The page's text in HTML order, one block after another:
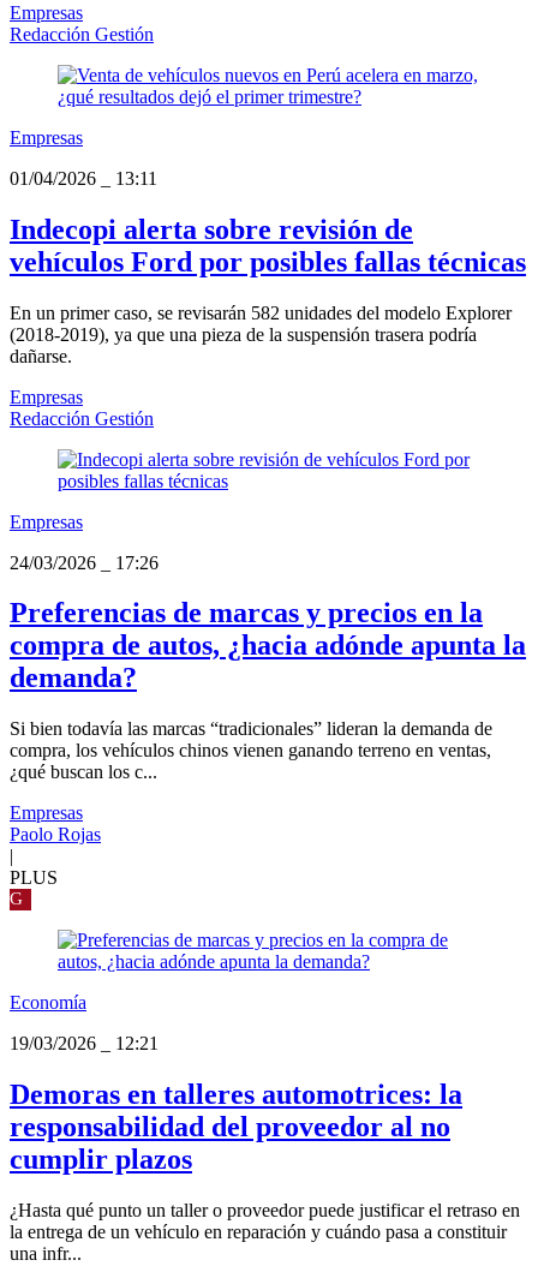
Empresas
Redacción Gestión
Empresas
01/04/2026
13:11
Indecopi alerta sobre revisión de
vehículos Ford por posibles fallas técnicas
En un primer caso, se revisarán 582 unidades del modelo Explorer
(2018-2019), ya que una pieza de la suspensión trasera podría
dañarse.
Empresas
Redacción Gestión
Empresas
24/03/2026
17:26
Preferencias de marcas y precios en la
compra de autos, ¿hacia adónde apunta la
demanda?
Si bien todavía las marcas “tradicionales” lideran la demanda de
compra, los vehículos chinos vienen ganando terreno en ventas,
¿qué buscan los c...
Empresas
Paolo Rojas
|
PLUS
G
Economía
19/03/2026
12:21
Demoras en talleres automotrices: la
responsabilidad del proveedor al no
cumplir plazos
¿Hasta qué punto un taller o proveedor puede justificar el retraso en
la entrega de un vehículo en reparación y cuándo pasa a constituir
una infr...